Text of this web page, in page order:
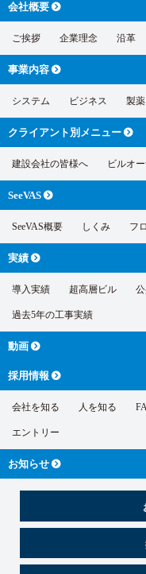
会社概要
ご挨拶 企業理念 沿革
事業内容
システム ビジネス 製
クライアント別 メニュー
建設会社の皆様へ ビルオ
SeeVAS
SeeVAS概要 しくみ フ
実績
導入実績 超高層ビル
過去5年の工事実績
動画
採用情報
会社を知る 人を知る
エントリー
お知らせ